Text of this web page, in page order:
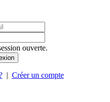
ouverte.
| Créer un compte